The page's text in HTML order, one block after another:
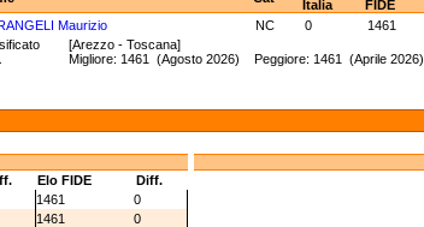
Italia
FIDE
Maurizio
NC 0 1461
[Arezzo - Toscana]
Migliore: 1461 (Agosto 2026) Peggiore: 1461 (Aprile 2026)
Elo FIDE
Diff.
1461
0
1461
0